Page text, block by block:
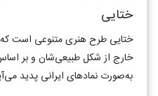
ختایی
ختایی طرح هنری متنوعی است
خارج از شکل طبیعی‌شان و بر
به‌صورت نمادهای ایرانی پدید